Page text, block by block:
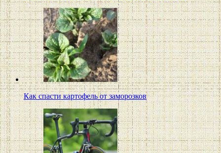
Как спасти картофель от заморозков